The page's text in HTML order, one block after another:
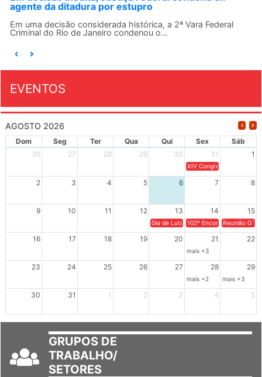
agente da ditadura por estupro
Em uma decisão considerada histórica, a 2ª Vara Federal
Criminal do Rio de Janeiro condenou o...
EVENTOS
AGOSTO 2026
Dom Seg Ter Qua Qui Sex
Sáb
26
27 28 29 30 31 1
XIV Congresso Brasileiro
2 3 4 5 6 7 8
9 10 11 12 13 14 15
Dia de Luta em Defesa de Cuba e da
102º Encontro da
Reunião
16 17 18 19 20 21 22
mais +3
23 24 25 26 27 28 29
mais +2 mais +3
30 31 1 2 3 4 5
GRUPOS DE
TRABALHO/
SETORES